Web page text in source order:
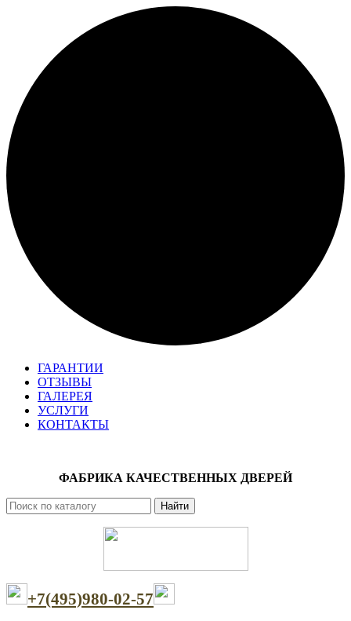
ГАРАНТИИ
ОТЗЫВЫ
ГАЛЕРЕЯ
УСЛУГИ
КОНТАКТЫ
ФАБРИКА КАЧЕСТВЕННЫХ ДВЕРЕЙ
Найти
+7(495)980-02-57